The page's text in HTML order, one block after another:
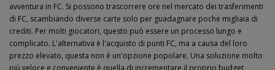
avventura in FC. Si possono trascorrere ore nel mercato dei trasferimenti
di FC, scambiando diverse carte solo per guadagnare poche migliaia di
crediti. Per molti giocatori, questo può essere un processo lungo e
complicato. L'alternativa è l'acquisto di punti FC, ma a causa del loro
prezzo elevato, questa non è un'opzione popolare. Una soluzione molto
più veloce e conveniente è quella di incrementare il proprio budget